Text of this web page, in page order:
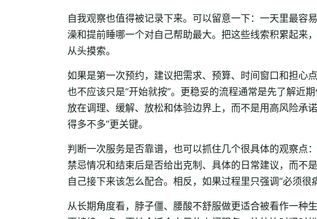
自我观察也值得被记录下来。可以留意一下：一天里最容
澡和提前睡哪一个对自己帮助最大。把这些线索积累起来
从头摸索。
如果是第一次预约，建议把需求、预算、时间窗口和担心
也不应该只是“开始就按”。更稳妥的流程通常是先了解近
放在调理、缓解、放松和体验边界上，而不是用高风险承
得多不多”更关键。
判断一次服务是否靠谱，也可以抓住几个很具体的观察点
禁忌情况和结束后是否给出克制、具体的日常建议，而不
自己接下来该怎么配合。相反，如果过程里只强调“必须很
从长期角度看，脖子僵、腰酸不舒服做更适合被看作一种